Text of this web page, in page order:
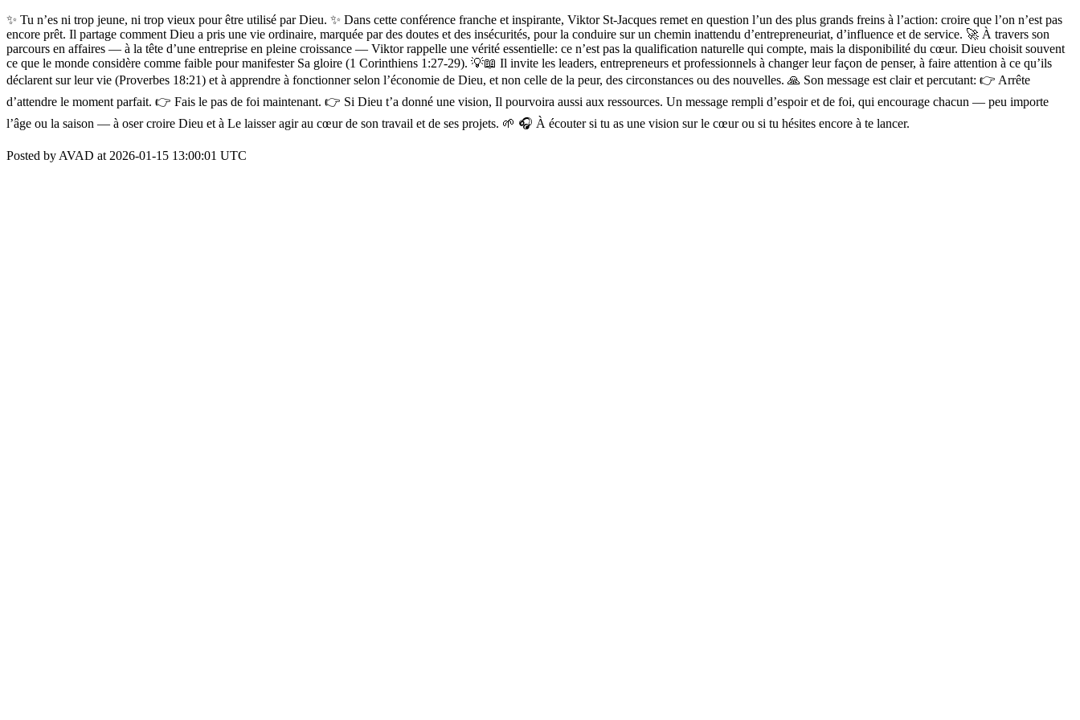
✨ Tu n’es ni trop jeune, ni trop vieux pour être utilisé par Dieu. ✨ Dans cette conférence franche et inspirante, Viktor St-Jacques remet en question l’un des plus grands freins à l’action: croire que l’on n’est pas
encore prêt. Il partage comment Dieu a pris une vie ordinaire, marquée par des doutes et des insécurités, pour la conduire sur un chemin inattendu d’entrepreneuriat, d’influence et de service. 🚀 À travers son
parcours en affaires — à la tête d’une entreprise en pleine croissance — Viktor rappelle une vérité essentielle: ce n’est pas la qualification naturelle qui compte, mais la disponibilité du cœur. Dieu choisit souvent
ce que le monde considère comme faible pour manifester Sa gloire (1 Corinthiens 1:27-29). 💡📖 Il invite les leaders, entrepreneurs et professionnels à changer leur façon de penser, à faire attention à ce qu’ils
déclarent sur leur vie (Proverbes 18:21) et à apprendre à fonctionner selon l’économie de Dieu, et non celle de la peur, des circonstances ou des nouvelles. 🙏 Son message est clair et percutant: 👉 Arrête
d’attendre le moment parfait. 👉 Fais le pas de foi maintenant. 👉 Si Dieu t’a donné une vision, Il pourvoira aussi aux ressources. Un message rempli d’espoir et de foi, qui encourage chacun — peu importe
l’âge ou la saison — à oser croire Dieu et à Le laisser agir au cœur de son travail et de ses projets. 🌱 🎧 À écouter si tu as une vision sur le cœur ou si tu hésites encore à te lancer.
Posted by AVAD at 2026-01-15 13:00:01 UTC